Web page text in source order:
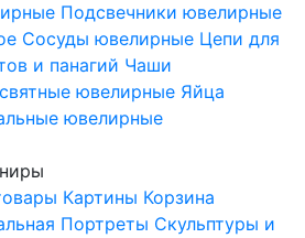
Подсвечники ювелирные
Сосуды ювелирные Цепи для
и панагий Чаши
ювелирные Яйца
ювелирные
Картины Корзина
Портреты Скульптуры и